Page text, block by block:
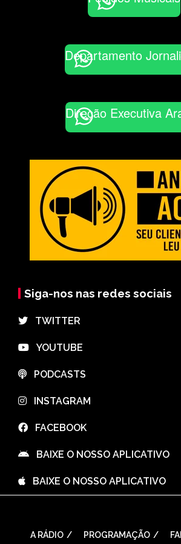
Departamento
Direção Executiva
Siga-nos nas redes sociais
⠀TWITTER
⠀YOUTUBE
⠀PODCASTS
⠀INSTAGRAM
⠀FACEBOOK
⠀BAIXE O NOSSO APLICATIVO
⠀BAIXE O NOSSO APLICATIVO
A RÁDIO PROGRAMAÇÃO